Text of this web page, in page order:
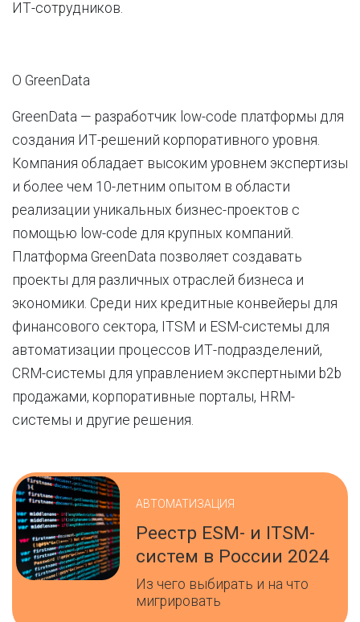
ИТ-сотрудников.
О GreenData
GreenData — разработчик low-code платформы для
создания ИТ-решений корпоративного уровня.
Компания обладает высоким уровнем экспертизы
и более чем 10-летним опытом в области
реализации уникальных бизнес-проектов с
помощью low-code для крупных компаний.
Платформа GreenData позволяет создавать
проекты для различных отраслей бизнеса и
экономики. Среди них кредитные конвейеры для
финансового сектора, ITSM и ESM-системы для
автоматизации процессов ИТ-подразделений,
CRM-системы для управлением экспертными b2b
продажами, корпоративные порталы, HRM-
системы и другие решения.
АВТОМАТИЗАЦИЯ
Реестр ESM- и ITSM-
систем в России 2024
Из чего выбирать и на что
мигрировать